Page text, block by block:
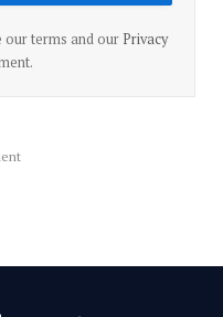
our terms and our Privacy